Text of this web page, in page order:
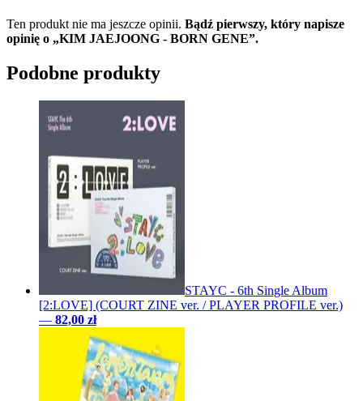
Ten produkt nie ma jeszcze opinii. Bądź pierwszy, który napisze
opinię o „KIM JAEJOONG - BORN GENE”.
Podobne produkty
STAYC - 6th Single Album
[2:LOVE] (COURT ZINE ver. / PLAYER PROFILE ver.)
— 82,00 zł